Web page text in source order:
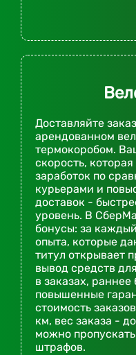
Доставляйте
арендованном
термокоробом.
скорость,
заработок по
курьерами и
доставок -
уровень. В
бонусы: за
опыта, которые
титул открывает
вывод средств
в заказах,
повышенные
стоимость
км, вес заказа -
можно
штрафов.